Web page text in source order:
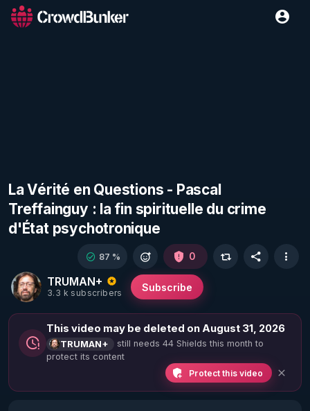
La Vérité en Questions - Pascal
Treffainguy : la fin spirituelle du crime
d'État psychotronique
TRUMAN+
3.3 k subscribers
Subscribe
87 % 0
This video may be deleted on August 31, 2026
TRUMAN+
still needs 44 Shields this month to
protect its content
Protect this video